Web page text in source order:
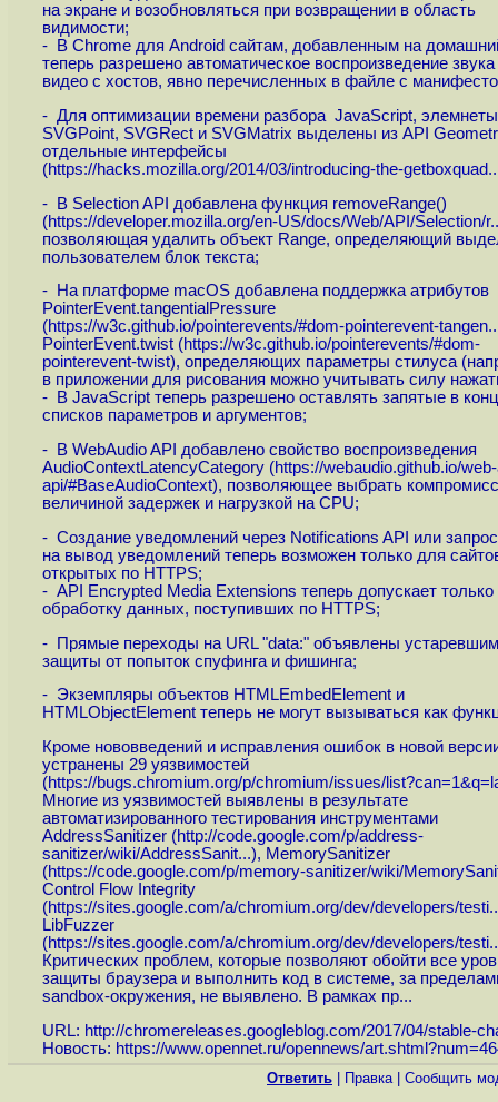
на экране и возобновляться при возвращении в область
видимости;
- В Chrome для Android сайтам, добавленным на
теперь разрешено автоматическое воспроизведение звука
видео с хостов, явно перечисленных в файле с
- Для оптимизации времени разбора JavaScript, элемнеты
SVGPoint, SVGRect и SVGMatrix выделены из API
отдельные интерфейсы
(https://hacks.mozilla.org/2014/03/introducing-the-
- В Selection API добавлена функция removeRange()
(https://developer.mozilla.org/en-US/docs/Web/API/Selection/
позволяющая удалить объект Range, определяющий
пользователем блок текста;
- На платформе macOS добавлена поддержка атрибутов
PointerEvent.tangentialPressure
(https://w3c.github.io/pointerevents/#dom-pointerevent-
PointerEvent.twist (https://w3c.github.io/pointerevents/#dom-
pointerevent-twist), определяющих параметры стилуса
в приложении для рисования можно учитывать силу
- В JavaScript теперь разрешено оставлять запятые в
списков параметров и аргументов;
- В WebAudio API добавлено свойство воспроизведения
AudioContextLatencyCategory (https://webaudio.github.io/
api/#BaseAudioContext), позволяющее выбрать
величиной задержек и нагрузкой на CPU;
- Создание уведомлений через Notifications API или
на вывод уведомлений теперь возможен только для
открытых по HTTPS;
- API Encrypted Media Extensions теперь допускает только
обработку данных, поступивших по HTTPS;
- Прямые переходы на URL "data:" объявлены
защиты от попыток спуфинга и фишинга;
- Экземпляры объектов HTMLEmbedElement и
HTMLObjectElement теперь не могут вызываться как
Кроме нововведений и исправления ошибок в новой
устранены 29 уязвимостей
(https://bugs.chromium.org/p/chromium/issues/
Многие из уязвимостей выявлены в результате
автоматизированного тестирования инструментами
AddressSanitizer (http://code.google.com/p/address-
sanitizer/wiki/AddressSanit...), MemorySanitizer
(https://code.google.com/p/memory-sanitizer/wiki/
Control Flow Integrity
(https://sites.google.com/a/chromium.org/dev/developers/
LibFuzzer
(https://sites.google.com/a/chromium.org/dev/developers/
Критических проблем, которые позволяют обойти все
защиты браузера и выполнить код в системе, за
sandbox-окружения, не выявлено. В рамках пр...
URL: http://chromereleases.googleblog.com/2017/04/stable-
Новость: https://www.opennet.ru/opennews/
Ответить Правка| Cообщить